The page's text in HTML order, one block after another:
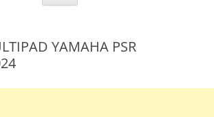
YAMAHA PSR